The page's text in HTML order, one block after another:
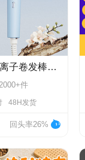
全自动32mm负离子卷发棒提示音大波浪卷持久不伤发学生宿舍
件
48H发货
回头率26%